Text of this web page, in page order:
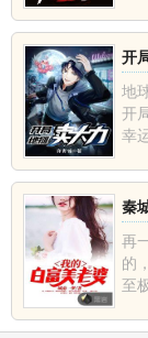
开
地
开
幸
秦
再
的
至